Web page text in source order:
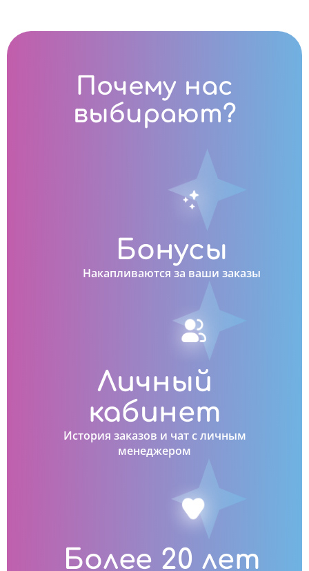
Почему нас
выбирают?
Бонусы
Накапливаются за ваши заказы
Личный
кабинет
История заказов и чат с личным
менеджером
Более 20 лет